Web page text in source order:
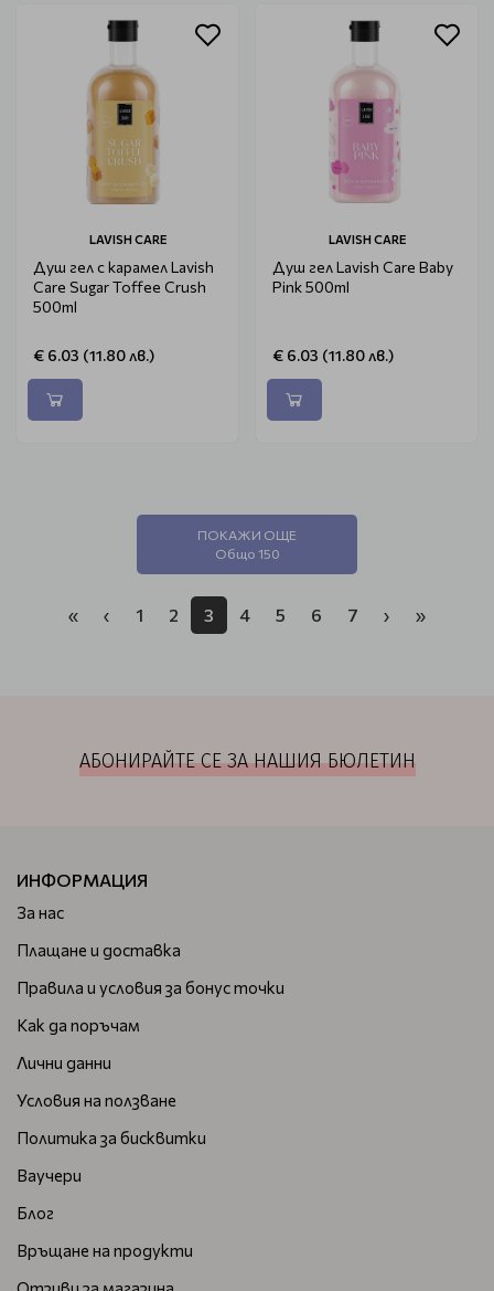
LAVISH CARE
Душ гел с карамел Lavish
Care Sugar Toffee Crush
500ml
€ 6.03 (11.80 лв.)
LAVISH CARE
Душ гел Lavish Care Baby
Pink 500ml
€ 6.03 (11.80 лв.)
ПОКАЖИ ОЩЕ
Общо 150
« ‹ 1 2 3 4 5 6 7 › »
АБОНИРАЙТЕ СЕ ЗА НАШИЯ БЮЛЕТИН
ИНФОРМАЦИЯ
За нас
Плащане и доставка
Правила и условия за бонус точки
Как да поръчам
Лични данни
Условия на ползване
Политика за бисквитки
Ваучери
Блог
Връщане на продукти